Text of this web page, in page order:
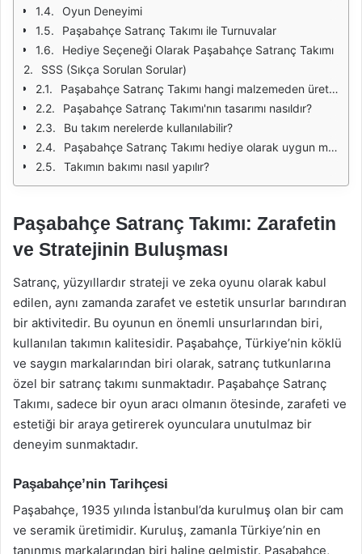
Oyun Deneyimi
Paşabahçe Satranç Takımı ile Turnuvalar
Hediye Seçeneği Olarak Paşabahçe Satranç Takımı
SSS (Sıkça Sorulan Sorular)
Paşabahçe Satranç Takımı hangi malzemeden üretilmiştir?
Paşabahçe Satranç Takımı'nın tasarımı nasıldır?
Bu takım nerelerde kullanılabilir?
Paşabahçe Satranç Takımı hediye olarak uygun mudur?
Takımın bakımı nasıl yapılır?
Paşabahçe Satranç Takımı: Zarafetin
ve Stratejinin Buluşması
Satranç, yüzyıllardır strateji ve zeka oyunu olarak kabul
edilen, aynı zamanda zarafet ve estetik unsurlar barındıran
bir aktivitedir. Bu oyunun en önemli unsurlarından biri,
kullanılan takımın kalitesidir. Paşabahçe, Türkiye’nin köklü
ve saygın markalarından biri olarak, satranç tutkunlarına
özel bir satranç takımı sunmaktadır. Paşabahçe Satranç
Takımı, sadece bir oyun aracı olmanın ötesinde, zarafeti ve
estetiği bir araya getirerek oyunculara unutulmaz bir
deneyim sunmaktadır.
Paşabahçe’nin Tarihçesi
Paşabahçe, 1935 yılında İstanbul’da kurulmuş olan bir cam
ve seramik üretimidir. Kuruluş, zamanla Türkiye’nin en
tanınmış markalarından biri haline gelmiştir. Paşabahçe,